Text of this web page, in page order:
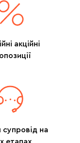
акційні
на